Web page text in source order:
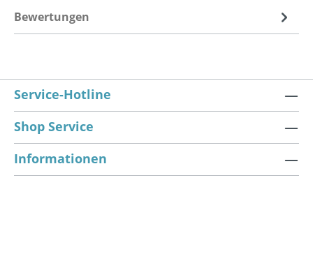
Bewertungen
Service-Hotline
Shop Service
Informationen